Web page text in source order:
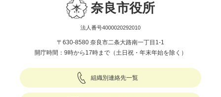
奈良市役所
法人番号4000020292010
〒630-8580 奈良市二条大路南一丁目1-1
開庁時間：9時から17時まで（土日祝・年末年始を除く）
組織別連絡先一覧